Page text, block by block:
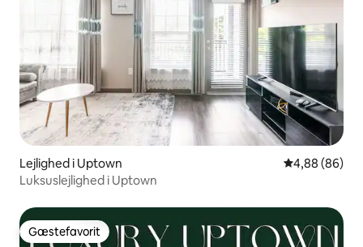
Lejlighed i Uptown 4,88 ud af 5 i
4,88 (86)
Luksuslejlighed i Uptown
Gæstefavorit
Gæstefavorit